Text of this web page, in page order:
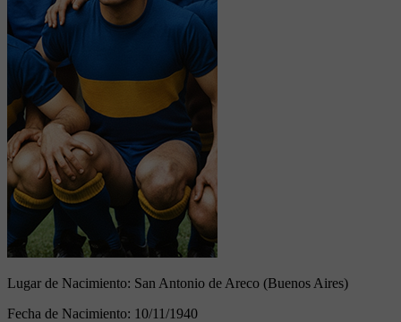
Lugar de Nacimiento: San Antonio de Areco (Buenos Aires)
Fecha de Nacimiento: 10/11/1940